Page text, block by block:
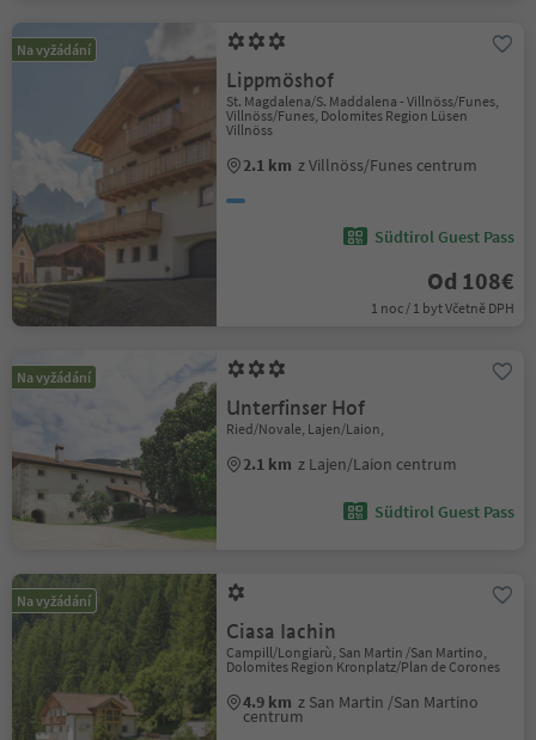
Na vyžádání
Lippmöshof
St. Magdalena/S. Maddalena - Villnöss/Funes,
Villnöss/Funes, Dolomites Region Lüsen
Villnöss
2.1 km z Villnöss/Funes centrum
Südtirol Guest Pass
Od 108€
1 noc / 1 byt Včetně DPH
Na vyžádání
Unterfinser Hof
Ried/Novale, Lajen/Laion,
2.1 km z Lajen/Laion centrum
Südtirol Guest Pass
Na vyžádání
Ciasa Iachin
Campill/Longiarù, San Martin /San Martino,
Dolomites Region Kronplatz/Plan de Corones
4.9 km z San Martin /San Martino
centrum